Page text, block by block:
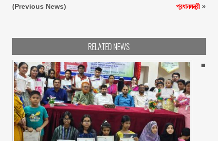
(Previous News)
প্রধানমন্ত্রী »
RELATED NEWS